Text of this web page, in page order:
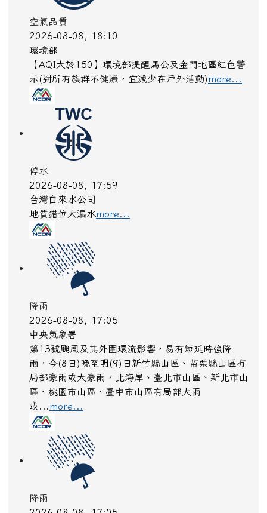
空氣品質
2026-08-08, 18:10
環境部
【AQI大於150】環境部提醒馬公及金門地區紅色警
示(對所有族群不健康，宜減少在戶外活動)more...
停水
2026-08-08, 17:59
台灣自來水公司
地質錯位大漏水more...
降雨
2026-08-08, 17:05
中央氣象署
第13號颱風及其外圍環流影響，易有短延時強降
雨，今(8日)晚至明(9)日新竹縣山區、苗栗縣山區有
局部豪雨或大豪雨，北海岸、臺北市山區、新北市山
區、桃園市山區、臺中市山區有局部大雨
或...more...
降雨